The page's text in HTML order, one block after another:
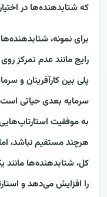
که شتابدهنده‌ها در
برای نمونه،
رایج مانند عدم تمرکز
پلی بین کارآفرینان و
سرمایه بعدی حیاتی است.
به موفقیت
هرچند مستقیم نباشد،
کل، شتابدهنده‌ها
را افزایش می‌دهد و